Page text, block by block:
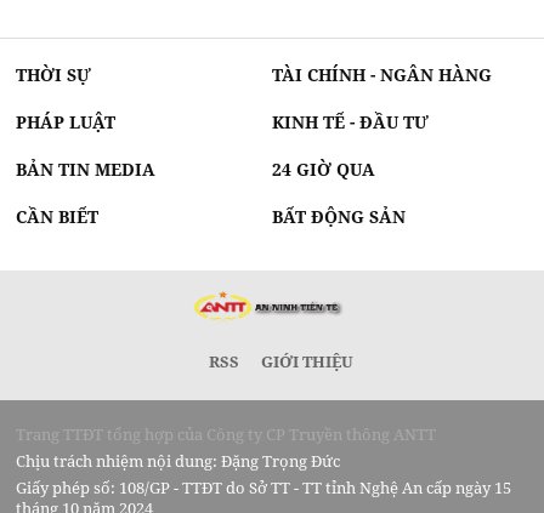
THỜI SỰ TÀI CHÍNH - NGÂN HÀNG
PHÁP LUẬT KINH TẾ - ĐẦU TƯ
BẢN TIN MEDIA 24 GIỜ QUA
CẦN BIẾT BẤT ĐỘNG SẢN
RSS GIỚI THIỆU
Trang TTĐT tổng hợp của Công ty CP Truyền thông ANTT
Chịu trách nhiệm nội dung: Đặng Trọng Đức
Giấy phép số: 108/GP - TTĐT do Sở TT - TT tỉnh Nghệ An cấp ngày 15
tháng 10 năm 2024